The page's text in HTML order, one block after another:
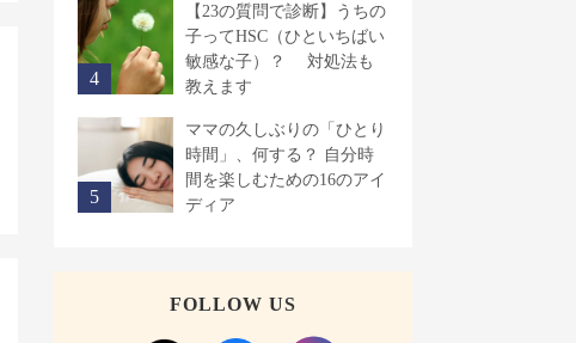
【23の質問で診断】うちの
子ってHSC（ひといちばい
敏感な子）？ 対処法も
教えます
ママの久しぶりの「ひとり
時間」、何する？ 自分時
間を楽しむための16のアイ
ディア
FOLLOW US